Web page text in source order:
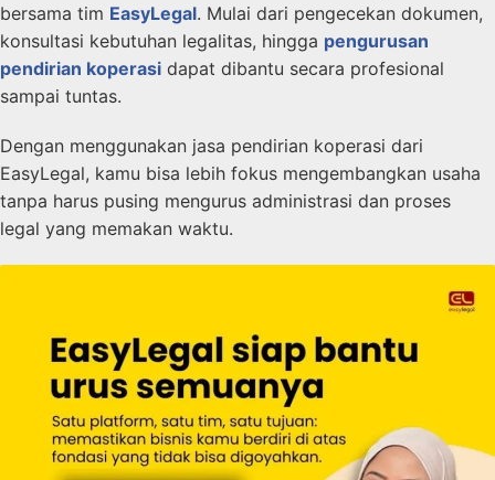
bersama tim EasyLegal. Mulai dari pengecekan dokumen,
konsultasi kebutuhan legalitas, hingga pengurusan
pendirian koperasi dapat dibantu secara profesional
sampai tuntas.
Dengan menggunakan jasa pendirian koperasi dari
EasyLegal, kamu bisa lebih fokus mengembangkan usaha
tanpa harus pusing mengurus administrasi dan proses
legal yang memakan waktu.